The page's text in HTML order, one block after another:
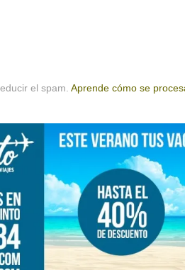
el spam. Aprende cómo se